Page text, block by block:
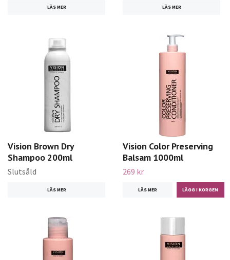
LÄS MER LÄS MER
Vision Brown Dry
Shampoo 200ml
Slutsåld
LÄS MER
Vision Color Preserving
Balsam 1000ml
269 kr
LÄS MER